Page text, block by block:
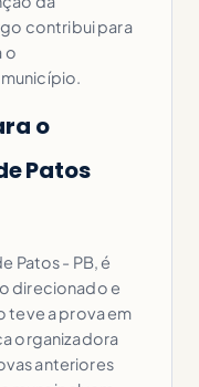
contribui para
o
o
Patos
Patos - PB, é
direcionado e
teve a prova em
organizadora
anteriores